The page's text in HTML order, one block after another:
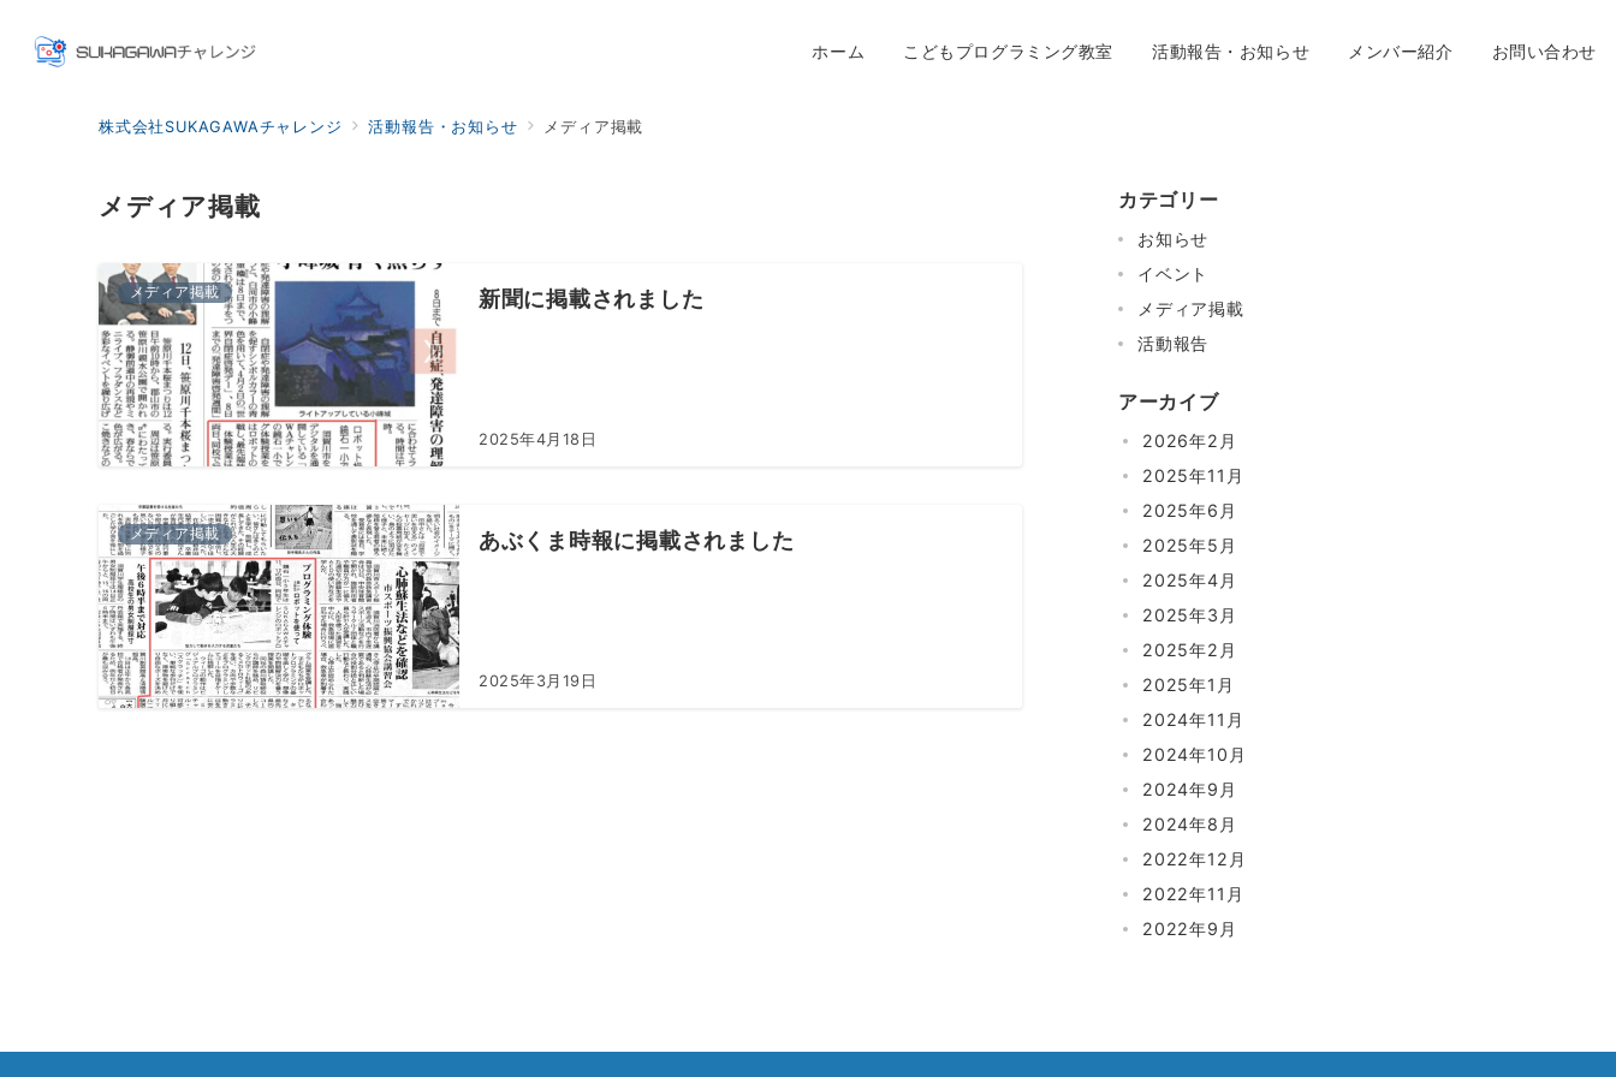
ホーム こどもプログラミング教室 活動報告・お知らせ メンバー紹介 お問い合わせ
株式会社SUKAGAWAチャレンジ 活動報告・お知らせ メディア掲載
メディア掲載
メディア掲載 新聞に掲載されました
2025年4月18日
メディア掲載 あぶくま時報に掲載されました
2025年3月19日
カテゴリー
お知らせ
イベント
メディア掲載
活動報告
アーカイブ
2026年2月
2025年11月
2025年6月
2025年5月
2025年4月
2025年3月
2025年2月
2025年1月
2024年11月
2024年10月
2024年9月
2024年8月
2022年12月
2022年11月
2022年9月